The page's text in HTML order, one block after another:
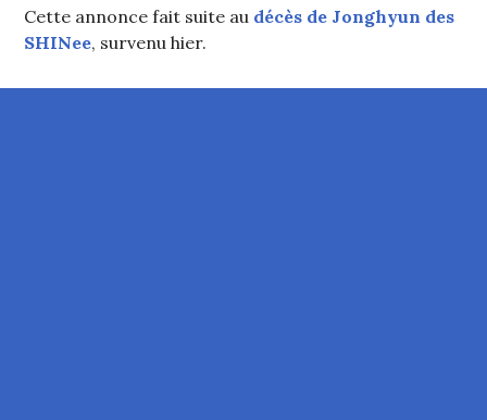
Cette annonce fait suite au décès de Jonghyun des
SHINee, survenu hier.